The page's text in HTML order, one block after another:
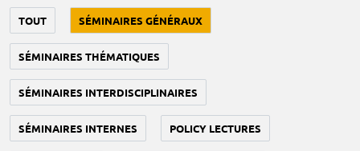
TOUT SÉMINAIRES GÉNÉRAUX
SÉMINAIRES THÉMATIQUES
SÉMINAIRES INTERDISCIPLINAIRES
SÉMINAIRES INTERNES POLICY LECTURES